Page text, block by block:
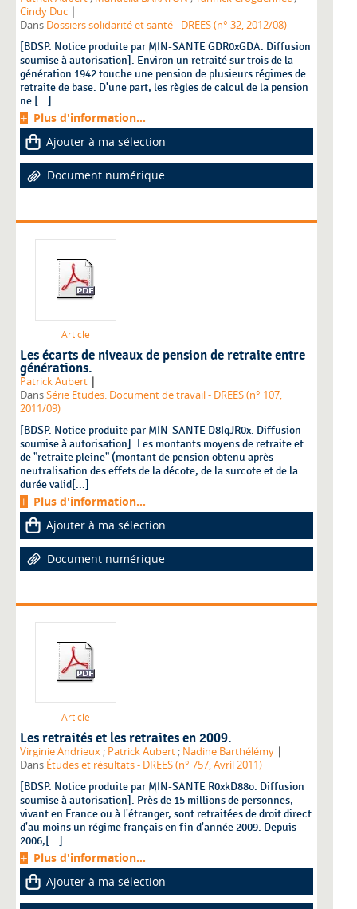
Cindy Duc |
Dans Dossiers solidarité et santé - DREES (n° 32, 2012/08)
[BDSP. Notice produite par MIN-SANTE GDR0xGDA. Diffusion
soumise à autorisation]. Environ un retraité sur trois de la
génération 1942 touche une pension de plusieurs régimes de
retraite de base. D'une part, les règles de calcul de la pension
ne [...]
Plus d'information...
Ajouter à ma sélection
Document numérique
Article
Les écarts de niveaux de pension de retraite entre
générations.
Patrick Aubert |
DansSérie Etudes. Document de travail - DREES (n° 107,
2011/09)
[BDSP. Notice produite par MIN-SANTE D8IqJR0x. Diffusion
soumise à autorisation]. Les montants moyens de retraite et
de "retraite pleine" (montant de pension obtenu après
neutralisation des effets de la décote, de la surcote et de la
durée valid[...]
Plus d'information...
Ajouter à ma sélection
Document numérique
Article
Les retraités et les retraites en 2009.
Virginie Andrieux ; Patrick Aubert ; Nadine Barthélémy |
Dans Études et résultats - DREES (n° 757, Avril 2011)
[BDSP. Notice produite par MIN-SANTE R0xkD88o. Diffusion
soumise à autorisation]. Près de 15 millions de personnes,
vivant en France ou à l'étranger, sont retraitées de droit direct
d'au moins un régime français en fin d'année 2009. Depuis
2006,[...]
Plus d'information...
Ajouter à ma sélection